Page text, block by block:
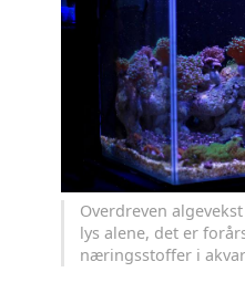
Overdreven
lys alene, det er
næringsstoffer i